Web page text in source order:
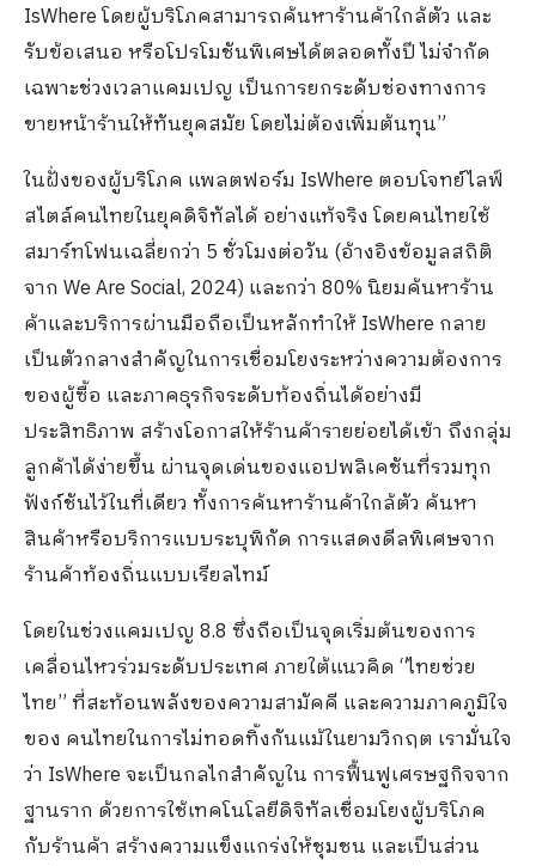
IsWhereโดยผู้บริโภคสามารถค้นหาร้านค้าใกล้ตัว และ
รับข้อเสนอ หรือโปรโมชันพิเศษได้ตลอดทั้งปี ไม่จำกัด
เฉพาะช่วงเวลาแคมเปญ เป็นการยกระดับช่องทางการ
ขายหน้าร้านให้ทันยุคสมัย โดยไม่ต้องเพิ่มต้นทุน”
ในฝั่งของผู้บริโภค แพลตฟอร์ม IsWhere ตอบโจทย์ไลฟ์
สไตล์คนไทยในยุคดิจิทัลได้ อย่างแท้จริง โดยคนไทยใช้
สมาร์ทโฟนเฉลี่ยกว่า 5ชั่วโมงต่อวัน (อ้างอิงข้อมูลสถิติ
จาก We Are Social, 2024) และกว่า 80%นิยมค้นหาร้าน
ค้าและบริการผ่านมือถือเป็นหลักทำให้ IsWhere กลาย
เป็นตัวกลางสำคัญในการเชื่อมโยงระหว่างความต้องการ
ของผู้ซื้อ และภาคธุรกิจระดับท้องถิ่นได้อย่างมี
ประสิทธิภาพ สร้างโอกาสให้ร้านค้ารายย่อยได้เข้า ถึงกลุ่ม
ลูกค้าได้ง่ายขึ้น ผ่านจุดเด่นของแอปพลิเคชันที่รวมทุก
ฟังก์ชันไว้ในที่เดียว ทั้งการค้นหาร้านค้าใกล้ตัว ค้นหา
สินค้าหรือบริการแบบระบุพิกัด การแสดงดีลพิเศษจาก
ร้านค้าท้องถิ่นแบบเรียลไทม์
โดยในช่วงแคมเปญ 8.8 ซึ่งถือเป็นจุดเริ่มต้นของการ
เคลื่อนไหวร่วมระดับประเทศ ภายใต้แนวคิด “ไทยช่วย
ไทย”ที่สะท้อนพลังของความสามัคคี และความภาคภูมิใจ
ของ คนไทยในการไม่ทอดทิ้งกันแม้ในยามวิกฤต เรามั่นใจ
ว่า IsWhereจะเป็นกลไกสำคัญใน การฟื้นฟูเศรษฐกิจจาก
ฐานราก ด้วยการใช้เทคโนโลยีดิจิทัลเชื่อมโยงผู้บริโภค
กับร้านค้า สร้างความแข็งแกร่งให้ชุมชน และเป็นส่วน